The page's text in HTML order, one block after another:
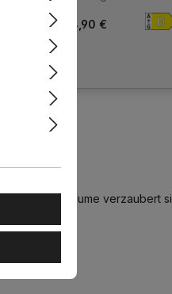
14,90 €
erblühte Blume verzaubert